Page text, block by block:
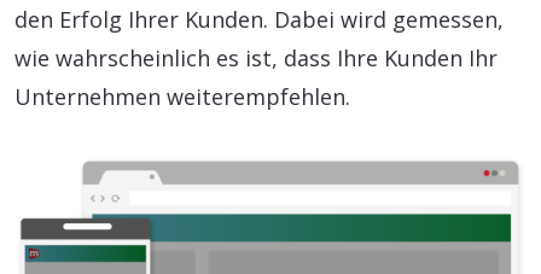
den Erfolg Ihrer Kunden. Dabei wird gemessen,
wie wahrscheinlich es ist, dass Ihre Kunden Ihr
Unternehmen weiterempfehlen.